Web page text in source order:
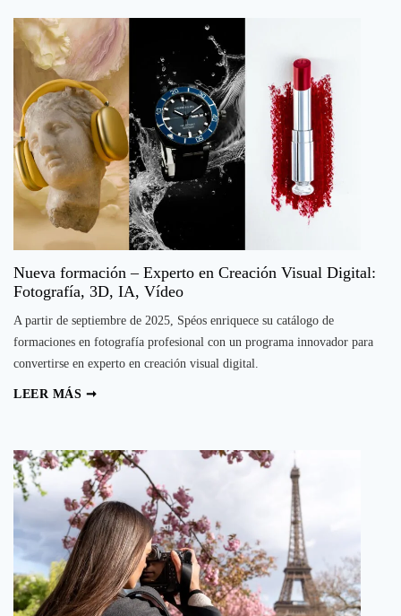
segunda
parte
de
sus
programas
de
larga
duración:
Inteligencia
Artificial
Photos
Nueva formación – Experto en Creación Visual Digital:
Fotografía, 3D, IA, Vídeo
A partir de septiembre de 2025, Spéos enriquece su catálogo de
formaciones en fotografía profesional con un programa innovador para
convertirse en experto en creación visual digital.
LEER MÁS ➞Nueva
Experto
en
Creación
Visual
Digital:
Fotografía,
3D,
IA,